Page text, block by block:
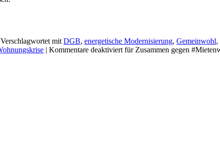
Verschlagwortet mit DGB, energetische Modernisierung, Gemeinwohl,
| Kommentare deaktiviert für Zusammen gegen